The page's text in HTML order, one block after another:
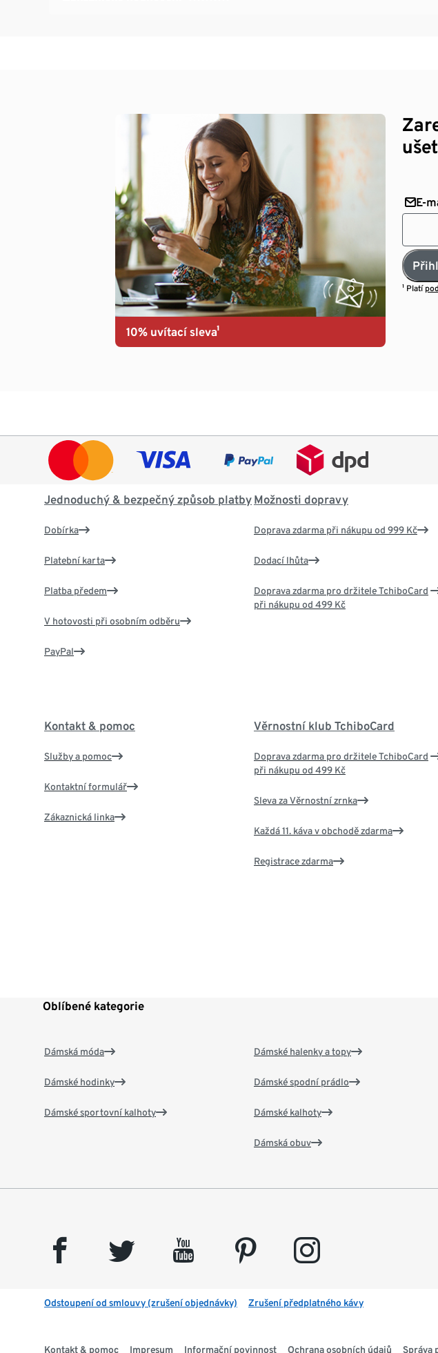
10% uvítací sleva¹
E-
¹ Platí
Jednoduchý & bezpečný způsob platby
Dobírka
Platební karta
Platba předem
V hotovosti při osobním odběru
PayPal
Možnosti dopravy
Doprava zdarma při nákupu od 999 Kč
Dodací lhůta
Doprava zdarma pro držitele TchiboCard
při nákupu od 499 Kč
Kontakt & pomoc
Služby a pomoc
Kontaktní formulář
Zákaznická linka
Věrnostní klub TchiboCard
Doprava zdarma pro držitele TchiboCard
při nákupu od 499 Kč
Sleva za Věrnostní zrnka
Každá 11. káva v obchodě zdarma
Registrace zdarma
Oblíbené kategorie
Dámská móda
Dámské hodinky
Dámské sportovní kalhoty
Dámské halenky a topy
Dámské spodní prádlo
Dámské kalhoty
Dámská obuv
facebook twitter youtube pinterest instagram
Odstoupení od smlouvy (zrušení objednávky) Zrušení předplatného kávy
Kontakt & pomoc Impresum Informační povinnost Ochrana osobních údajů Správa